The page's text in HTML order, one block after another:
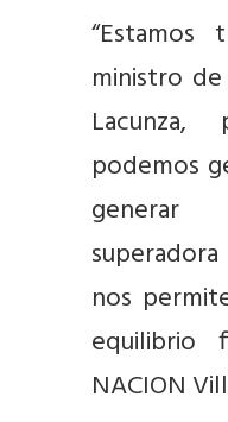
“Estamos
ministro
podemos
generar
nos
equilibrio
NACION